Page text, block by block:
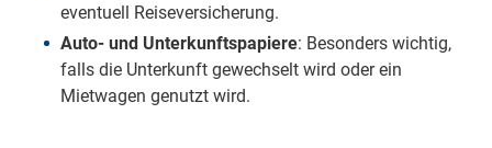
eventuell Reiseversicherung.
Auto- und Unterkunftspapiere: Besonders wichtig,
falls die Unterkunft gewechselt wird oder ein
Mietwagen genutzt wird.